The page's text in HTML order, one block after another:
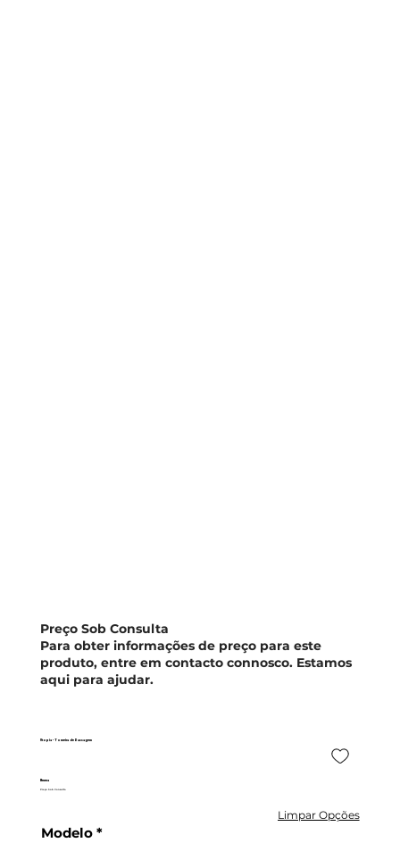
Utopia - Torneira de Passagem
Bruma
Preço Sob Consulta
Limpar Opções
Modelo
Preço Sob Consulta
Para obter informações de preço para este
produto, entre em contacto connosco. Estamos
aqui para ajudar.